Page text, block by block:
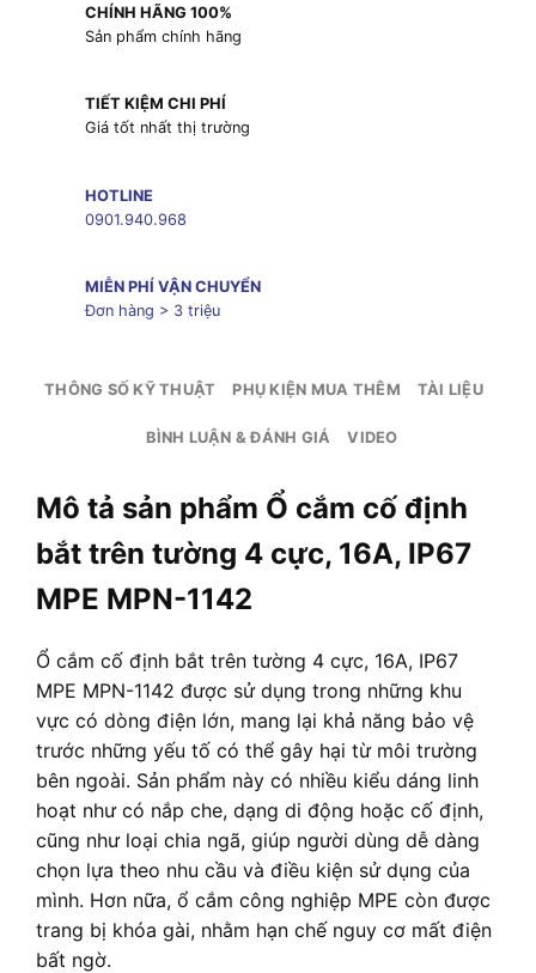
CHÍNH HÃNG 100%
Sản phẩm chính hãng
TIẾT KIỆM CHI PHÍ
Giá tốt nhất thị trường
HOTLINE
0901.940.968
MIỄN PHÍ VẬN CHUYỂN
Đơn hàng > 3 triệu
THÔNG SỐ KỸ THUẬT PHỤ KIỆN MUA THÊM TÀI LIỆU
BÌNH LUẬN & ĐÁNH GIÁ VIDEO
Mô tả sản phẩm Ổ cắm cố định
bắt trên tường 4 cực, 16A, IP67
MPE MPN-1142
Ổ cắm cố định bắt trên tường 4 cực, 16A, IP67
MPE MPN-1142 được sử dụng trong những khu
vực có dòng điện lớn, mang lại khả năng bảo vệ
trước những yếu tố có thể gây hại từ môi trường
bên ngoài. Sản phẩm này có nhiều kiểu dáng linh
hoạt như có nắp che, dạng di động hoặc cố định,
cũng như loại chia ngã, giúp người dùng dễ dàng
chọn lựa theo nhu cầu và điều kiện sử dụng của
mình. Hơn nữa, ổ cắm công nghiệp MPE còn được
trang bị khóa gài, nhằm hạn chế nguy cơ mất điện
bất ngờ.